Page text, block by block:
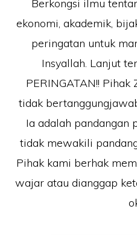
Berkongsi ilmu
ekonomi, akademik,
peringatan untuk
Insyallah. Lanjut
PERINGATAN!!
tidak
Ia adalah pandangan
tidak mewakili
Pihak kami berhak
wajar atau dianggap